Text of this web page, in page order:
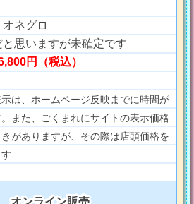
ネグロ
思いますが未確定です
円（税込）
は、ホームページ反映までに時間が
また、ごくまれにサイトの表示価格
がありますが、その際は店頭価格を
オンライン販売